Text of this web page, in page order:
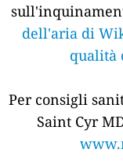
dell'aria di
qualità
Per consigli
Saint Cyr